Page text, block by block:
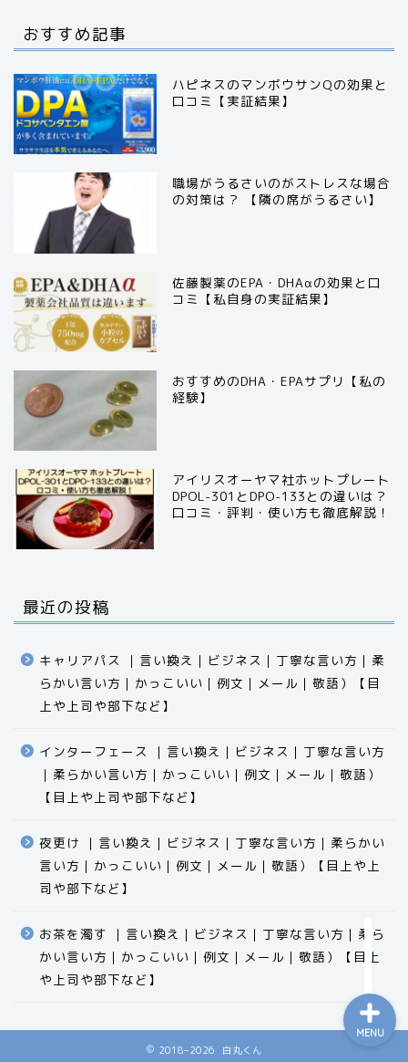
おすすめ記事
ハピネスのマンボウサンQの効果と
口コミ【実証結果】
職場がうるさいのがストレスな場合
の対策は？ 【隣の席がうるさい】
佐藤製薬のEPA・DHAαの効果と口
コミ【私自身の実証結果】
おすすめのDHA・EPAサプリ【私の
経験】
アイリスオーヤマ社ホットプレート
DPOL-301とDPO-133との違いは？
口コミ・評判・使い方も徹底解説！
最近の投稿
キャリアパス ｜言い換え｜ビジネス｜丁寧な言い方｜柔
らかい言い方｜かっこいい｜例文｜メール｜敬語）【目
上や上司や部下など】​​​​​​​​​​​​​​​​
インターフェース ｜言い換え｜ビジネス｜丁寧な言い方
｜柔らかい言い方｜かっこいい｜例文｜メール｜敬語）
【目上や上司や部下など】​​​​​​​​​​​​​​​​
夜更け ｜言い換え｜ビジネス｜丁寧な言い方｜柔らかい
言い方｜かっこいい｜例文｜メール｜敬語）【目上や上
司や部下など】​​​​​​​​​​​​​​​​
お茶を濁す ｜言い換え｜ビジネス｜丁寧な言い方｜柔ら
かい言い方｜かっこいい｜例文｜メール｜敬語）【目上
や上司や部下など】​​​​​​​​​​​​​​​​
2018–2026 白丸くん
MENU
食品
科学
ビジネス用語